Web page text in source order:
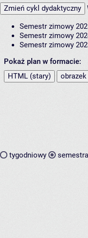
Zmień cykl dydaktyczny
Semestr zimowy
Semestr zimowy
Semestr zimowy
Pokaż plan w formacie:
HTML (stary)
obrazek
tygodniowy